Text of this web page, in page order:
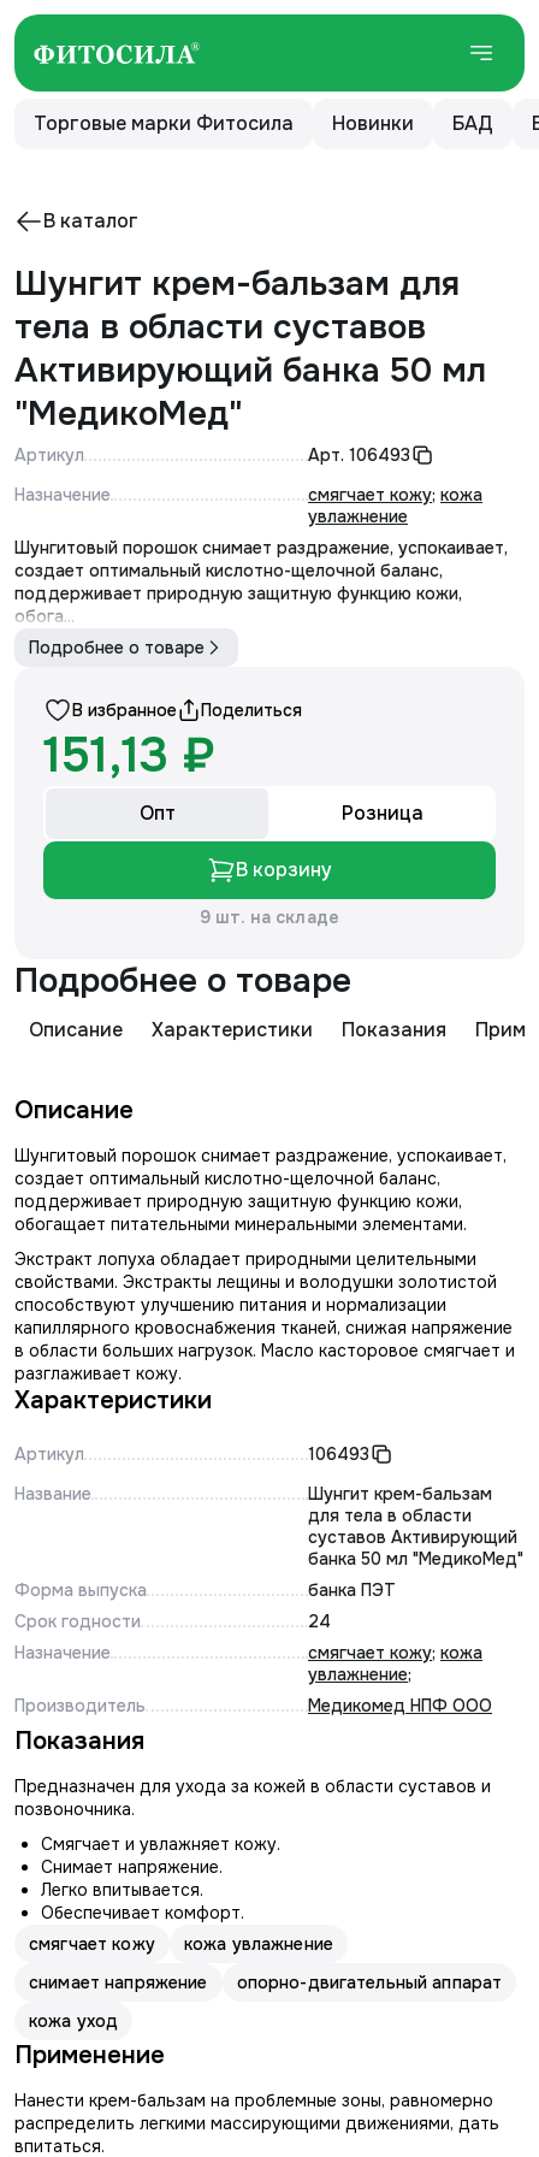
Торговые марки Фитосила Новинки БАД
В каталог
Шунгит крем-бальзам для
тела в области суставов
Активирующий банка 50 мл
"МедикоМед"
Артикул Арт. 106493
Назначение
смягчает кожу; кожа
увлажнение
Шунгитовый порошок снимает раздражение, успокаивает,
создает оптимальный кислотно-щелочной баланс,
поддерживает природную защитную функцию кожи,
обога...
Подробнее о товаре
В избранное Поделиться
151,13 ₽
Опт Розница
В корзину
9 шт. на складе
Подробнее о товаре
Описание Характеристики Показания
Описание
Шунгитовый порошок снимает раздражение, успокаивает,
создает оптимальный кислотно-щелочной баланс,
поддерживает природную защитную функцию кожи,
обогащает питательными минеральными элементами.
Экстракт лопуха обладает природными целительными
свойствами. Экстракты лещины и володушки золотистой
способствуют улучшению питания и нормализации
капиллярного кровоснабжения тканей, снижая напряжение
в области больших нагрузок. Масло касторовое смягчает и
разглаживает кожу.
Характеристики
Артикул
106493
Название
Шунгит крем-бальзам
для тела в области
суставов Активирующий
банка 50 мл "МедикоМед"
Форма выпуска
банка ПЭТ
Срок годности
24
Назначение
смягчает кожу; кожа
увлажнение;
Производитель
Медикомед НПФ ООО
Показания
Предназначен для ухода за кожей в области суставов и
позвоночника.
Смягчает и увлажняет кожу.
Снимает напряжение.
Легко впитывается.
Обеспечивает комфорт.
смягчает кожу
кожа увлажнение
снимает напряжение
опорно-двигательный аппарат
кожа уход
Применение
Нанести крем-бальзам на проблемные зоны, равномерно
распределить легкими массирующими движениями, дать
впитаться.